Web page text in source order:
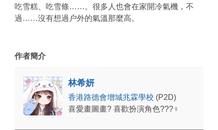
吃雪糕、吃雪條……。很多人也會在家開冷氣機，不
過……沒有想過户外的氣溫那麼高。
作者簡介
林希妍
香港路德會增城兆霖學校 (P2D)
喜愛畫圖畫? 喜歡扮演角色???♀